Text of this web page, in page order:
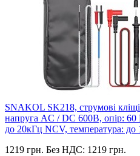
SNAKOL SK218, струмові
напруга AC / DC 600В, опір:
до 20кГц NCV, температура: до
1219 грн. Без НДС: 1219 грн.